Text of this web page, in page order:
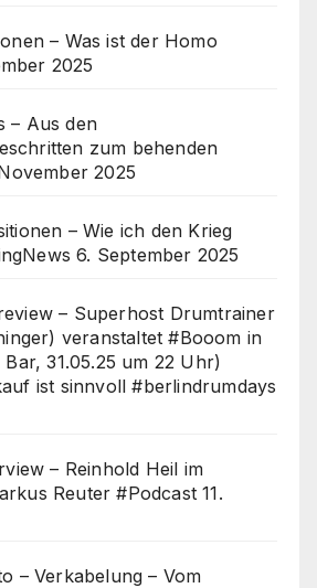
– Was ist der Homo
2025
– Aus den
zum behenden
2025
– Wie ich den Krieg
6. September 2025
– Superhost Drumtrainer
veranstaltet #Booom in
31.05.25 um 22 Uhr)
ist sinnvoll #berlindrumdays
– Reinhold Heil im
Reuter #Podcast 11.
– Verkabelung – Vom